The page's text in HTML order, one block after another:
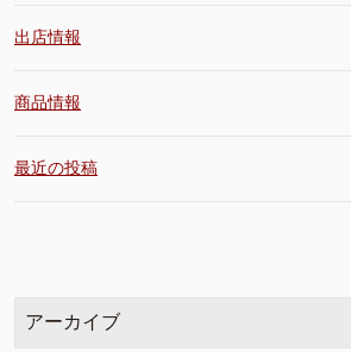
出店情報
商品情報
最近の投稿
アーカイブ